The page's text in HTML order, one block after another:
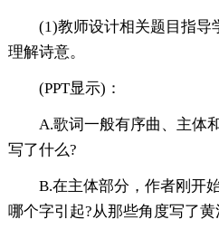
(1)教师设计相关题目指导
理解诗意。
(PPT显示)：
A.歌词一般有序曲、主体
写了什么?
B.在主体部分，作者刚开
哪个字引起?从那些角度写了黄